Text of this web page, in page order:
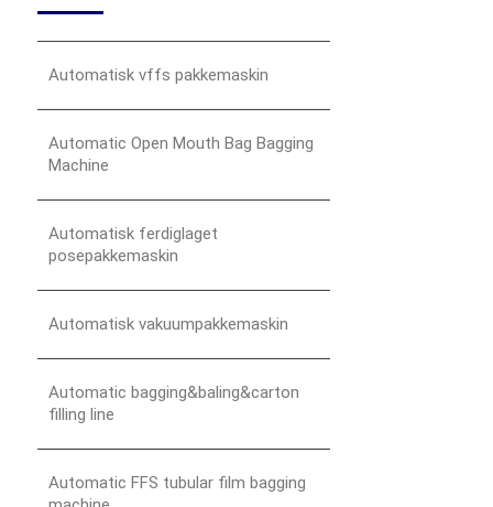
Automatisk vffs pakkemaskin
Automatic Open Mouth Bag Bagging
Machine
Automatisk ferdiglaget
posepakkemaskin
Automatisk vakuumpakkemaskin
Automatic bagging&baling&carton
filling line
Automatic FFS tubular film bagging